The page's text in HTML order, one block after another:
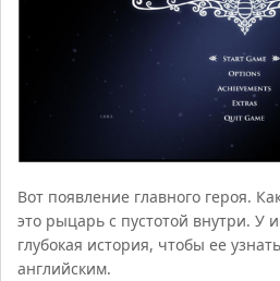
Вот появление главного героя.
это рыцарь с пустотой внутри. У
глубокая история, чтобы ее
английским.